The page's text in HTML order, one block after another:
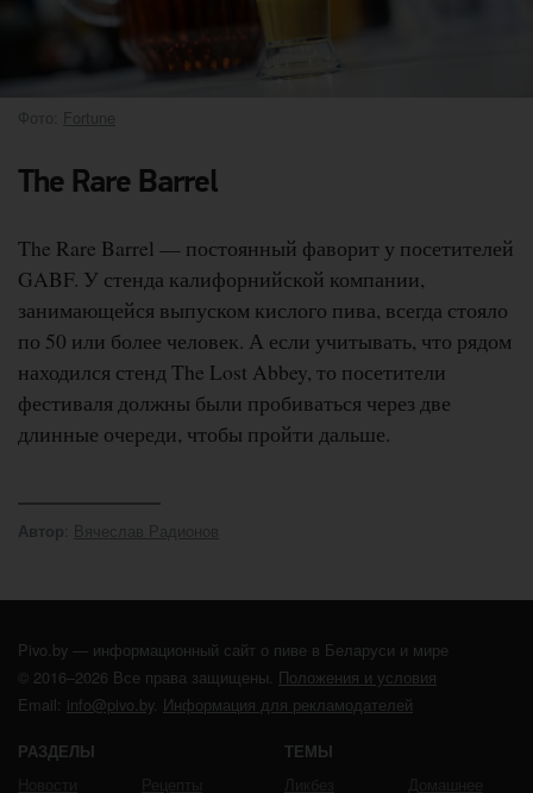
Фото: Fortune
The Rare Barrel
The Rare Barrel — постоянный фаворит у посетителей
GABF. У стенда калифорнийской компании,
занимающейся выпуском кислого пива, всегда стояло
по 50 или более человек. А если учитывать, что рядом
находился стенд The Lost Abbey, то посетители
фестиваля должны были пробиваться через две
длинные очереди, чтобы пройти дальше.
Автор Вячеслав Радионов
Pivo.by — информационный сайт о пиве в Беларуси и мире
© 2016–2026 Все права защищены. Положения и условия
Email: info@pivo.by. Информация для рекламодателей
РАЗДЕЛЫ ТЕМЫ